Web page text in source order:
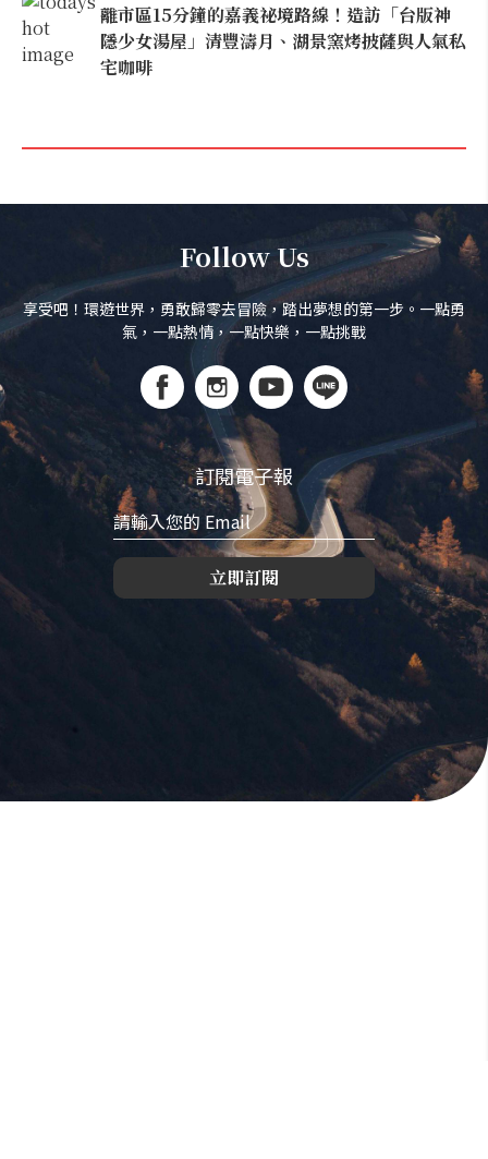
離市區15分鐘的嘉義祕境路線！造訪「台版神
隱少女湯屋」清豐濤月、湖景窯烤披薩與人氣私
宅咖啡
Follow Us
享受吧！環遊世界，勇敢歸零去冒險，踏出夢想的第一步。一點勇
氣，一點熱情，一點快樂，一點挑戰
訂閱電子報
立即訂閱